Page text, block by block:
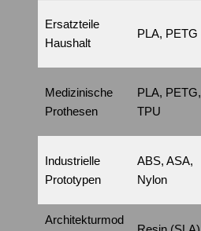
Ersatzteile
Haushalt
PLA, PETG
Medizinische
Prothesen
PLA, PETG,
TPU
Industrielle
Prototypen
ABS, ASA,
Nylon
Architekturmod